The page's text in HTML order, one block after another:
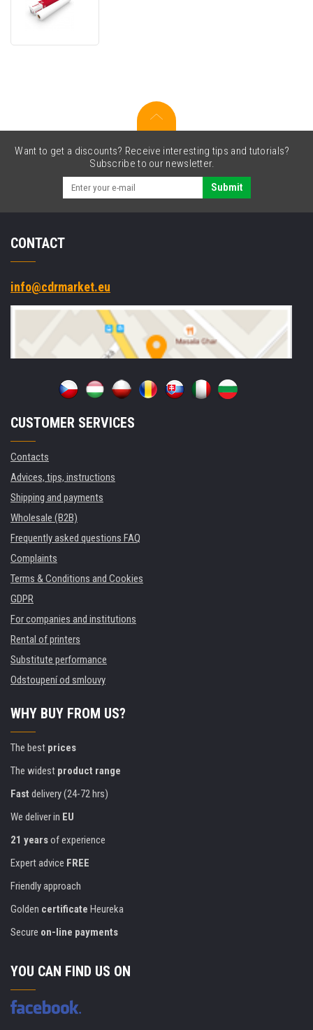
Red
0097006068,
75
g/m2,
papír,
bílý,
pro
inkoustové
Want to get a discounts? Receive interesting tips and tutorials?
Subscribe to our newsletter.
Submit
CONTACT
info@cdrmarket.eu
CUSTOMER SERVICES
Contacts
Advices, tips, instructions
Shipping and payments
Wholesale (B2B)
Frequently asked questions FAQ
Complaints
Terms & Conditions and Cookies
GDPR
For companies and institutions
Rental of printers
Substitute performance
Odstoupení od smlouvy
WHY BUY FROM US?
The best prices
The widest product range
Fast delivery (24-72 hrs)
We deliver in EU
21 yearsof experience
Expert advice FREE
Friendly approach
Golden certificate Heureka
Secure on-line payments
YOU CAN FIND US ON